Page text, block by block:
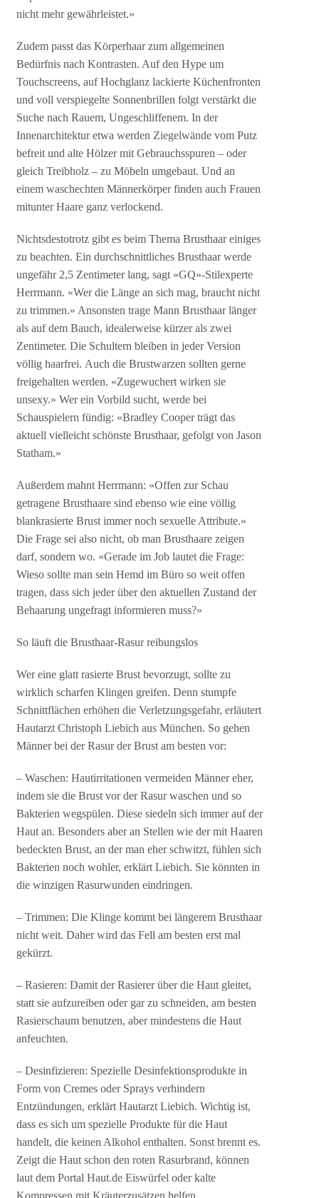
nicht mehr gewährleistet.»
Zudem passt das Körperhaar zum allgemeinen
Bedürfnis nach Kontrasten. Auf den Hype um
Touchscreens, auf Hochglanz lackierte Küchenfronten
und voll verspiegelte Sonnenbrillen folgt verstärkt die
Suche nach Rauem, Ungeschliffenem. In der
Innenarchitektur etwa werden Ziegelwände vom Putz
befreit und alte Hölzer mit Gebrauchsspuren – oder
gleich Treibholz – zu Möbeln umgebaut. Und an
einem waschechten Männerkörper finden auch Frauen
mitunter Haare ganz verlockend.
Nichtsdestotrotz gibt es beim Thema Brusthaar einiges
zu beachten. Ein durchschnittliches Brusthaar werde
ungefähr 2,5 Zentimeter lang, sagt «GQ»-Stilexperte
Herrmann. «Wer die Länge an sich mag, braucht nicht
zu trimmen.» Ansonsten trage Mann Brusthaar länger
als auf dem Bauch, idealerweise kürzer als zwei
Zentimeter. Die Schultern bleiben in jeder Version
völlig haarfrei. Auch die Brustwarzen sollten gerne
freigehalten werden. «Zugewuchert wirken sie
unsexy.» Wer ein Vorbild sucht, werde bei
Schauspielern fündig: «Bradley Cooper trägt das
aktuell vielleicht schönste Brusthaar, gefolgt von Jason
Statham.»
Außerdem mahnt Herrmann: «Offen zur Schau
getragene Brusthaare sind ebenso wie eine völlig
blankrasierte Brust immer noch sexuelle Attribute.»
Die Frage sei also nicht, ob man Brusthaare zeigen
darf, sondern wo. «Gerade im Job lautet die Frage:
Wieso sollte man sein Hemd im Büro so weit offen
tragen, dass sich jeder über den aktuellen Zustand der
Behaarung ungefragt informieren muss?»
So läuft die Brusthaar-Rasur reibungslos
Wer eine glatt rasierte Brust bevorzugt, sollte zu
wirklich scharfen Klingen greifen. Denn stumpfe
Schnittflächen erhöhen die Verletzungsgefahr, erläutert
Hautarzt Christoph Liebich aus München. So gehen
Männer bei der Rasur der Brust am besten vor:
– Waschen: Hautirritationen vermeiden Männer eher,
indem sie die Brust vor der Rasur waschen und so
Bakterien wegspülen. Diese siedeln sich immer auf der
Haut an. Besonders aber an Stellen wie der mit Haaren
bedeckten Brust, an der man eher schwitzt, fühlen sich
Bakterien noch wohler, erklärt Liebich. Sie könnten in
die winzigen Rasurwunden eindringen.
– Trimmen: Die Klinge kommt bei längerem Brusthaar
nicht weit. Daher wird das Fell am besten erst mal
gekürzt.
– Rasieren: Damit der Rasierer über die Haut gleitet,
statt sie aufzureiben oder gar zu schneiden, am besten
Rasierschaum benutzen, aber mindestens die Haut
anfeuchten.
– Desinfizieren: Spezielle Desinfektionsprodukte in
Form von Cremes oder Sprays verhindern
Entzündungen, erklärt Hautarzt Liebich. Wichtig ist,
dass es sich um spezielle Produkte für die Haut
handelt, die keinen Alkohol enthalten. Sonst brennt es.
Zeigt die Haut schon den roten Rasurbrand, können
laut dem Portal Haut.de Eiswürfel oder kalte